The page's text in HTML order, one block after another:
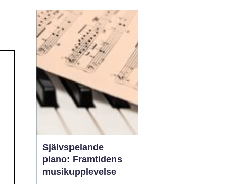
de virtuella spelen på
internet, erbjuder
casinovärlden en un...
Självspelande
piano: Framtidens
musikupplevelse